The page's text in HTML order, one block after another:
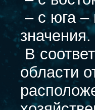
– с юга –
значения.
В
области